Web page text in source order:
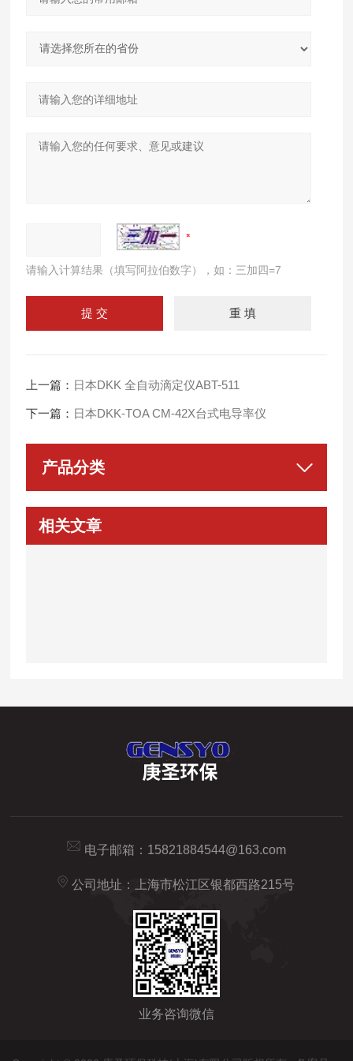
请输入计算结果（填写阿拉伯数字），如：三加四=7
上一篇： 日本DKK 全自动滴定仪ABT-511
下一篇： 日本DKK-TOA CM-42X台式电导率仪
产品分类
相关文章
电子邮箱： 15821884544@163.com
公司地址：上海市松江区银都西路215号
业务咨询微信